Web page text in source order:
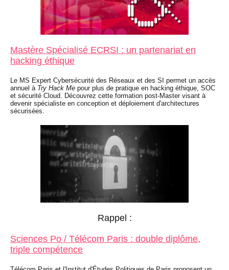
Mastère Spécialisé ECRSI : un partenariat en
hacking éthique
Le MS Expert Cybersécurité des Réseaux et des SI permet un accès
annuel à Try Hack Me pour plus de pratique en hacking éthique, SOC
et sécurité Cloud. Découvrez cette formation post-Master visant à
devenir spécialiste en conception et déploiement d'architectures
sécurisées.
Rappel :
Sciences Po / Télécom Paris : double diplôme,
triple compétence